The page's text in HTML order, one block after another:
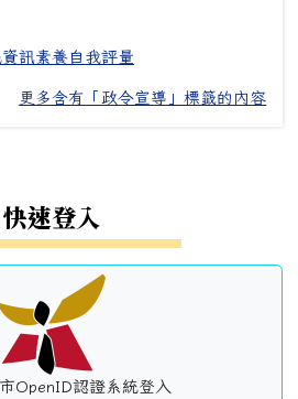
訊素養自我評量
更多含有「政令宣導」標籤的內容
快速登入
OpenID認證系統登入